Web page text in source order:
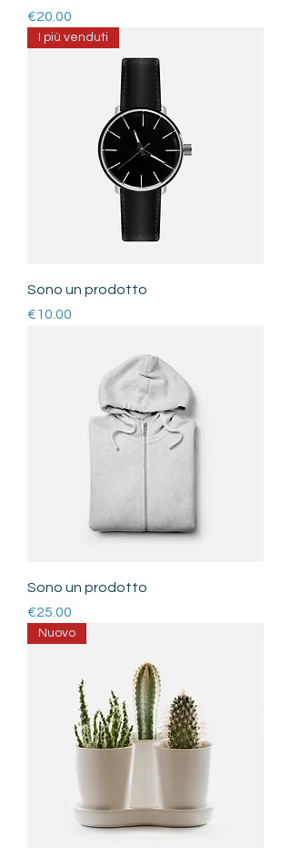
Price
€20.00
I più venduti
Sono un prodotto
Price
€10.00
Sono un prodotto
Price
€25.00
Nuovo